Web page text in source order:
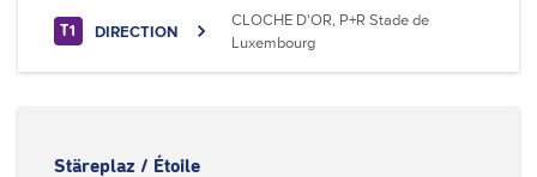
T1 DIRECTION
CLOCHE D'OR, P+R Stade de
Luxembourg
Stäreplaz / Étoile